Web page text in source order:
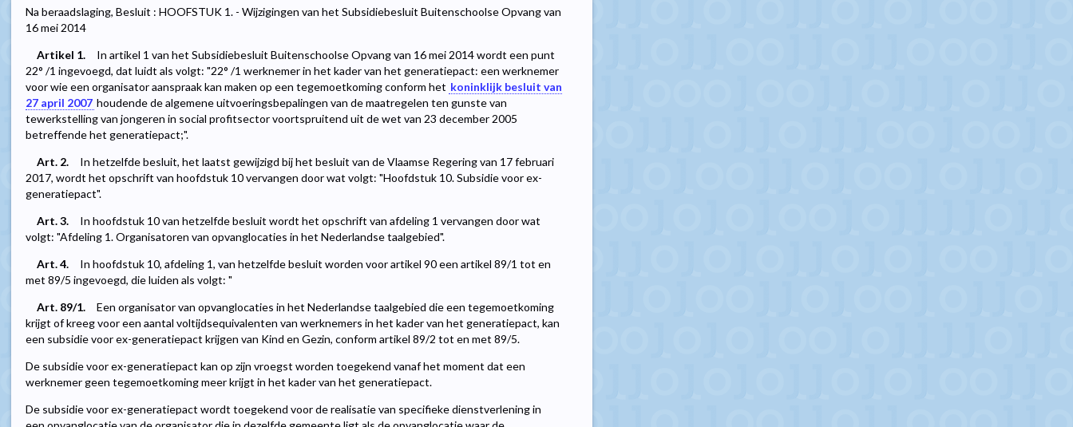
Na beraadslaging, Besluit : HOOFSTUK 1. - Wijzigingen van het Subsidiebesluit Buitenschoolse Opvang van
16 mei 2014
Artikel 1.
In artikel 1 van het Subsidiebesluit Buitenschoolse Opvang van 16 mei 2014 wordt een punt
22° /1 ingevoegd, dat luidt als volgt: "22° /1 werknemer in het kader van het generatiepact: een werknemer
voor wie een organisator aanspraak kan maken op een tegemoetkoming conform het koninklijk besluit van
27 april 2007 houdende de algemene uitvoeringsbepalingen van de maatregelen ten gunste van
tewerkstelling van jongeren in social profitsector voortspruitend uit de wet van 23 december 2005
betreffende het generatiepact;".
Art. 2.
In hetzelfde besluit, het laatst gewijzigd bij het besluit van de Vlaamse Regering van 17 februari
2017, wordt het opschrift van hoofdstuk 10 vervangen door wat volgt: "Hoofdstuk 10. Subsidie voor ex-
generatiepact".
Art. 3.
In hoofdstuk 10 van hetzelfde besluit wordt het opschrift van afdeling 1 vervangen door wat
volgt: "Afdeling 1. Organisatoren van opvanglocaties in het Nederlandse taalgebied".
Art. 4.
In hoofdstuk 10, afdeling 1, van hetzelfde besluit worden voor artikel 90 een artikel 89/1 tot en
met 89/5 ingevoegd, die luiden als volgt: "
Art. 89/1.
Een organisator van opvanglocaties in het Nederlandse taalgebied die een tegemoetkoming
krijgt of kreeg voor een aantal voltijdsequivalenten van werknemers in het kader van het generatiepact, kan
een subsidie voor ex-generatiepact krijgen van Kind en Gezin, conform artikel 89/2 tot en met 89/5.
De subsidie voor ex-generatiepact kan op zijn vroegst worden toegekend vanaf het moment dat een
werknemer geen tegemoetkoming meer krijgt in het kader van het generatiepact.
De subsidie voor ex-generatiepact wordt toegekend voor de realisatie van specifieke dienstverlening in